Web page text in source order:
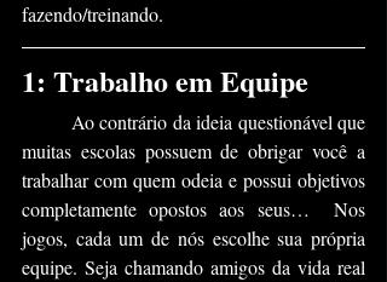
fazendo/treinando.
1: Trabalho em Equipe
muitas escolas possuem de obrigar você a
trabalhar com quem odeia e possui objetivos
completamente opostos aos seus…  Nos
jogos, cada um de nós escolhe sua própria
equipe. Seja chamando amigos da vida real